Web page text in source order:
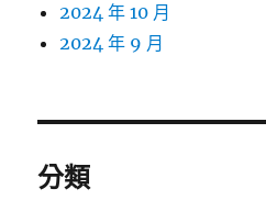
2024 年 10 月
2024 年 9 月
分類